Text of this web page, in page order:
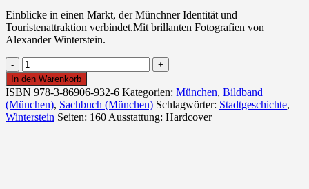
Einblicke in einen Markt, der Münchner Identität und
Touristenattraktion verbindet.Mit brillanten Fotografien von
Alexander Winterstein.
Der
Viktualienmarkt
Menge
In den Warenkorb
ISBN 978-3-86906-932-6 Kategorien: München, Bildband
(München), Sachbuch (München) Schlagwörter: Stadtgeschichte,
Winterstein Seiten: 160 Ausstattung: Hardcover